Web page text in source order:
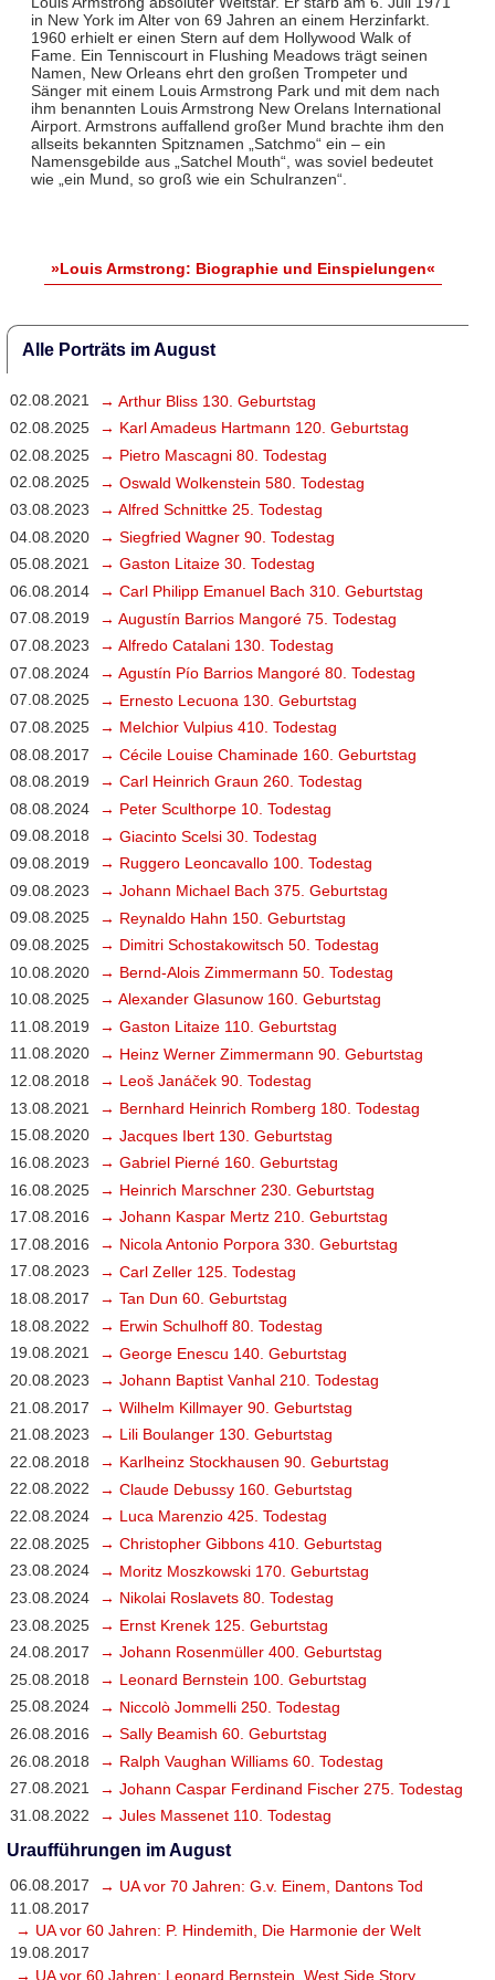
in New York im Alter von 69 Jahren an einem Herzinfarkt.
1960 erhielt er einen Stern auf dem Hollywood Walk of
Fame. Ein Tenniscourt in Flushing Meadows trägt seinen
Namen, New Orleans ehrt den großen Trompeter und
Sänger mit einem Louis Armstrong Park und mit dem nach
ihm benannten Louis Armstrong New Orelans International
Airport. Armstrons auffallend großer Mund brachte ihm den
allseits bekannten Spitznamen „Satchmo“ ein – ein
Namensgebilde aus „Satchel Mouth“, was soviel bedeutet
wie „ein Mund, so groß wie ein Schulranzen“.
»Louis Armstrong: Biographie und Einspielungen«
Alle Porträts im August
02.08.2021
→ Arthur Bliss 130. Geburtstag
02.08.2025
→ Karl Amadeus Hartmann 120. Geburtstag
02.08.2025
→ Pietro Mascagni 80. Todestag
02.08.2025
→ Oswald Wolkenstein 580. Todestag
03.08.2023
→ Alfred Schnittke 25. Todestag
04.08.2020
→ Siegfried Wagner 90. Todestag
05.08.2021
→ Gaston Litaize 30. Todestag
06.08.2014
→ Carl Philipp Emanuel Bach 310. Geburtstag
07.08.2019
→ Augustín Barrios Mangoré 75. Todestag
07.08.2023
→ Alfredo Catalani 130. Todestag
07.08.2024
→ Agustín Pío Barrios Mangoré 80. Todestag
07.08.2025
→ Ernesto Lecuona 130. Geburtstag
07.08.2025
→ Melchior Vulpius 410. Todestag
08.08.2017
→ Cécile Louise Chaminade 160. Geburtstag
08.08.2019
→ Carl Heinrich Graun 260. Todestag
08.08.2024
→ Peter Sculthorpe 10. Todestag
09.08.2018
→ Giacinto Scelsi 30. Todestag
09.08.2019
→ Ruggero Leoncavallo 100. Todestag
09.08.2023
→ Johann Michael Bach 375. Geburtstag
09.08.2025
→ Reynaldo Hahn 150. Geburtstag
09.08.2025
→ Dimitri Schostakowitsch 50. Todestag
10.08.2020
→ Bernd-Alois Zimmermann 50. Todestag
10.08.2025
→ Alexander Glasunow 160. Geburtstag
11.08.2019
→ Gaston Litaize 110. Geburtstag
11.08.2020
→ Heinz Werner Zimmermann 90. Geburtstag
12.08.2018
→ Leoš Janáček 90. Todestag
13.08.2021
→ Bernhard Heinrich Romberg 180. Todestag
15.08.2020
→ Jacques Ibert 130. Geburtstag
16.08.2023
→ Gabriel Pierné 160. Geburtstag
16.08.2025
→ Heinrich Marschner 230. Geburtstag
17.08.2016
→ Johann Kaspar Mertz 210. Geburtstag
17.08.2016
→ Nicola Antonio Porpora 330. Geburtstag
17.08.2023
→ Carl Zeller 125. Todestag
18.08.2017
→ Tan Dun 60. Geburtstag
18.08.2022
→ Erwin Schulhoff 80. Todestag
19.08.2021
→ George Enescu 140. Geburtstag
20.08.2023
→ Johann Baptist Vanhal 210. Todestag
21.08.2017
→ Wilhelm Killmayer 90. Geburtstag
21.08.2023
→ Lili Boulanger 130. Geburtstag
22.08.2018
→ Karlheinz Stockhausen 90. Geburtstag
22.08.2022
→ Claude Debussy 160. Geburtstag
22.08.2024
→ Luca Marenzio 425. Todestag
22.08.2025
→ Christopher Gibbons 410. Geburtstag
23.08.2024
→ Moritz Moszkowski 170. Geburtstag
23.08.2024
→ Nikolai Roslavets 80. Todestag
23.08.2025
→ Ernst Krenek 125. Geburtstag
24.08.2017
→ Johann Rosenmüller 400. Geburtstag
25.08.2018
→ Leonard Bernstein 100. Geburtstag
25.08.2024
→ Niccolò Jommelli 250. Todestag
26.08.2016
→ Sally Beamish 60. Geburtstag
26.08.2018
→ Ralph Vaughan Williams 60. Todestag
27.08.2021
→ Johann Caspar Ferdinand Fischer 275. Todestag
31.08.2022
→ Jules Massenet 110. Todestag
Uraufführungen im August
06.08.2017
→ UA vor 70 Jahren: G.v. Einem, Dantons Tod
11.08.2017
→ UA vor 60 Jahren: P. Hindemith, Die Harmonie der Welt
19.08.2017
→ UA vor 60 Jahren: Leonard Bernstein, West Side Story